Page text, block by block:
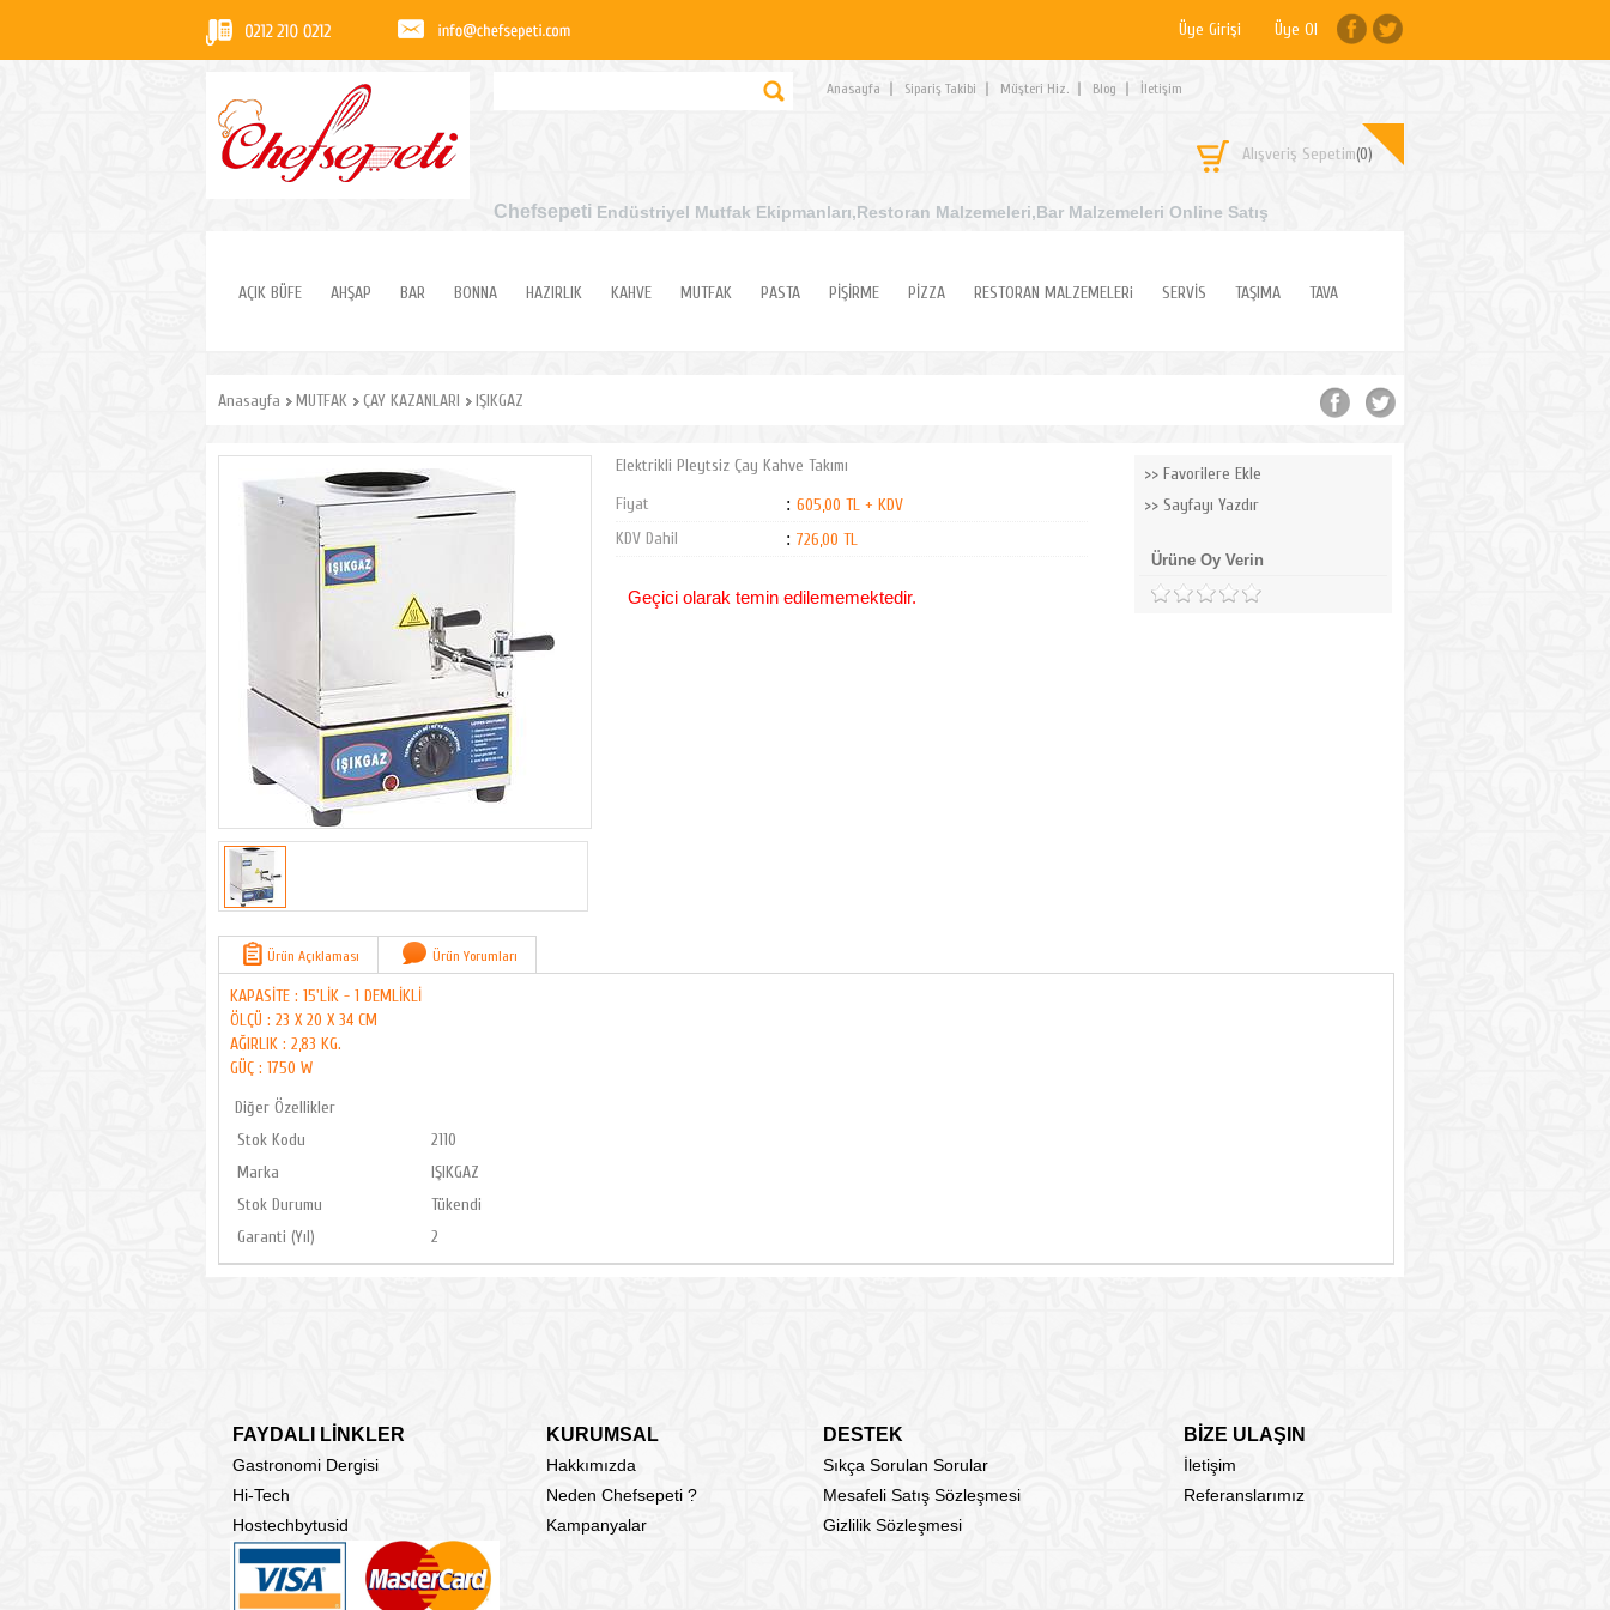
Üye Girişi Üye Ol
Anasayfa Sipariş Takibi Müşteri Hiz. Blog İletişim
Alışveriş Sepetim(0)
Chefsepeti Endüstriyel Mutfak Ekipmanları,Restoran Malzemeleri,Bar Malzemeleri Online Satış
AÇIK BÜFE AHŞAP BAR BONNA HAZIRLIK KAHVE MUTFAK PASTA PİŞİRME PİZZA RESTORAN MALZEMELERi SERVİS TAŞIMA TAVA
Anasayfa MUTFAK ÇAY KAZANLARI IŞIKGAZ
Elektrikli Pleytsiz Çay Kahve Takımı
Fiyat
: 605,00 TL + KDV
KDV Dahil
: 726,00 TL
Geçici olarak temin edilememektedir.
Favorilere Ekle
Sayfayı Yazdır
Ürüne Oy Verin
Ürün Açıklaması Ürün Yorumları
KAPASİTE : 15'LİK - 1 DEMLİKLİ
ÖLÇÜ : 23 X 20 X 34 CM
AĞIRLIK : 2,83 KG.
GÜÇ : 1750 W
Diğer Özellikler
Stok Kodu
2110
Marka
IŞIKGAZ
Stok Durumu
Tükendi
Garanti (Yıl)
2
FAYDALI LİNKLER KURUMSAL DESTEK BİZE ULAŞIN
Gastronomi Dergisi Hakkımızda Sıkça Sorulan Sorular
İletişim
Hi-Tech
Neden Chefsepeti ? Mesafeli Satış Sözleşmesi
Referanslarımız
Hostechbytusid
Kampanyalar Gizlilik Sözleşmesi